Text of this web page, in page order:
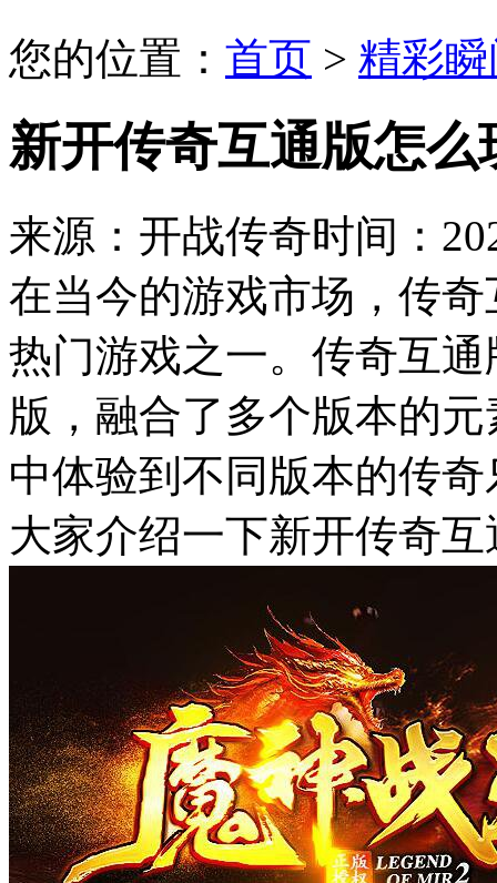
您的位置： 首页 > 精彩
新开传奇互通版怎么
来源：开战传奇时间：
在当今的游戏市场，传
热门游戏之一。传奇互
版，融合了多个版本的
中体验到不同版本的传
大家介绍一下新开传奇